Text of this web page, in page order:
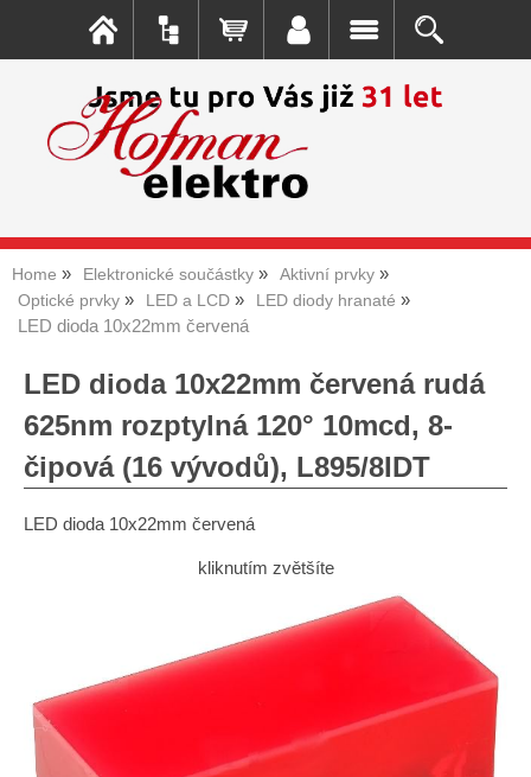
Home Elektronické součástky
Aktivní prvky
Optické prvky
LED a LCD LED diody hranaté
LED dioda 10x22mm červená
LED dioda 10x22mm červená rudá
625nm rozptylná 120° 10mcd, 8-
čipová (16 vývodů), L895/8IDT
LED dioda 10x22mm červená
kliknutím zvětšíte